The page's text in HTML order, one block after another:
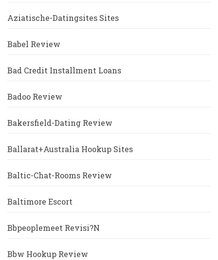
Aziatische-Datingsites Sites
Babel Review
Bad Credit Installment Loans
Badoo Review
Bakersfield-Dating Review
Ballarat+Australia Hookup Sites
Baltic-Chat-Rooms Review
Baltimore Escort
Bbpeoplemeet Revisi?n
Bbw Hookup Review